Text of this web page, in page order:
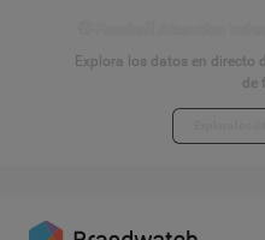
Explora los datos en directo
de